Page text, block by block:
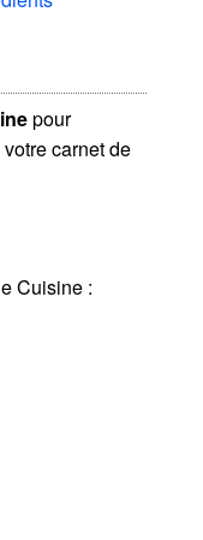
pour
carnet de
Cuisine :